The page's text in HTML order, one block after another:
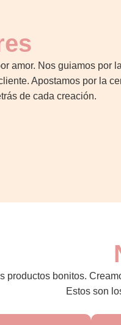
amor. Nos guiamos por
Apostamos por la
de cada creación.
productos bonitos.
Estos son